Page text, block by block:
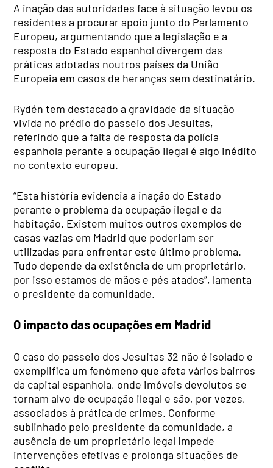
A inação das autoridades face à situação levou os
residentes a procurar apoio junto do Parlamento
Europeu, argumentando que a legislação e a
resposta do Estado espanhol divergem das
práticas adotadas noutros países da União
Europeia em casos de heranças sem destinatário.
Rydén tem destacado a gravidade da situação
vivida no prédio do passeio dos Jesuitas,
referindo que a falta de resposta da polícia
espanhola perante a ocupação ilegal é algo inédito
no contexto europeu.
“Esta história evidencia a inação do Estado
perante o problema da ocupação ilegal e da
habitação. Existem muitos outros exemplos de
casas vazias em Madrid que poderiam ser
utilizadas para enfrentar este último problema.
Tudo depende da existência de um proprietário,
por isso estamos de mãos e pés atados”, lamenta
o presidente da comunidade.
O impacto das ocupações em Madrid
O caso do passeio dos Jesuitas 32 não é isolado e
exemplifica um fenómeno que afeta vários bairros
da capital espanhola, onde imóveis devolutos se
tornam alvo de ocupação ilegal e são, por vezes,
associados à prática de crimes. Conforme
sublinhado pelo presidente da comunidade, a
ausência de um proprietário legal impede
intervenções efetivas e prolonga situações de